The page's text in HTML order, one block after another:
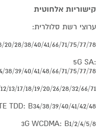
קישוריות אלחוטית
ערוצי רשת סלולרית:
28/38/40/41/66/71/75/77/78
5G SA:
38/39/40/41/48/66/71/75/77/78
13/17/18/19/20/26/28/32/66/71
TDD: B34/38/39/40/41/42/48
3G WCDMA: B1/2/4/5/8